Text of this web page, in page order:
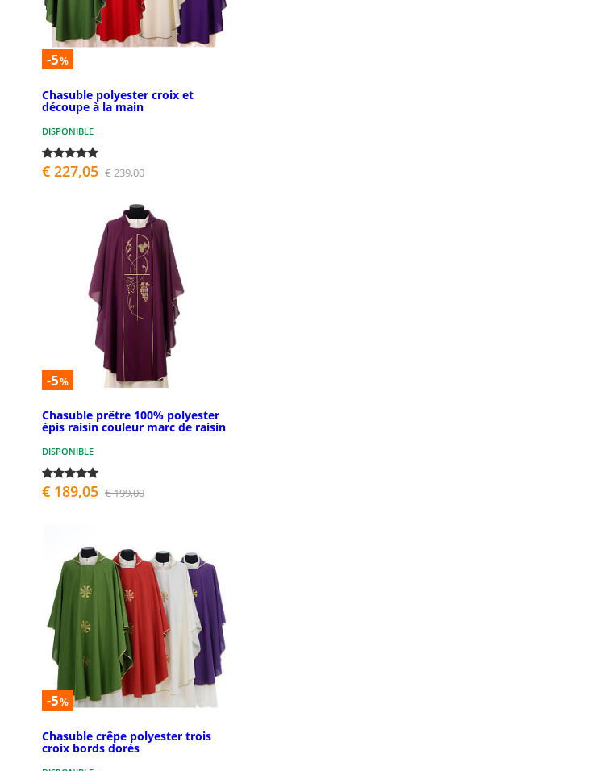
-5%
Chasuble polyester croix et
découpe à la main
DISPONIBLE
€ 227,05 € 239,00
-5%
Chasuble prêtre 100% polyester
épis raisin couleur marc de raisin
DISPONIBLE
€ 189,05 € 199,00
-5%
Chasuble crêpe polyester trois
croix bords dorés